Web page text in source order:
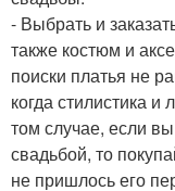
- Выбрать и
также костюм и
поиски платья не
когда стилистика
том случае, если
свадьбой, то
не пришлось его